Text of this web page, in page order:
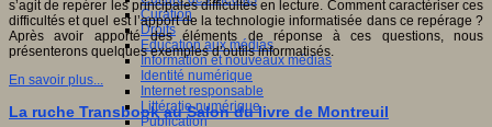
Curation
Droits
Education aux médias
Information et nouveaux médias
Identité numérique
Internet responsable
Littératie numérique
Publication
s’agit de repérer les principales difficultés en lecture. Comment caractériser ces
difficultés et quel est l’apport de la technologie informatisée dans ce repérage ?
Après avoir apporté des éléments de réponse à ces questions, nous
présenterons quelques exemples d’outils informatisés.
En savoir plus...
La ruche Transbook au Salon du livre de Montreuil